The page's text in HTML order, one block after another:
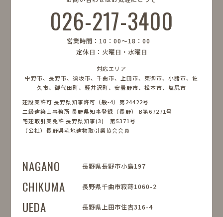
026-217-3400
営業時間：10：00〜18：00
定休日：火曜日・水曜日
対応エリア
中野市、長野市、須坂市、千曲市、上田市、東御市、小諸市、佐
久市、御代田町、軽井沢町、安曇野市、松本市、塩尻市
建設業許可 長野県知事許可（般-4）第24422号
二級建築士事務所 長野県知事登録（長野） B第67271号
宅建取引業免許 長野県知事(3) 第5371号
（公社）長野県宅地建物取引業協会会員
NAGANO 長野県長野市小島197
CHIKUMA 長野県千曲市寂蒔1060-2
UEDA 長野県上田市住吉316-4